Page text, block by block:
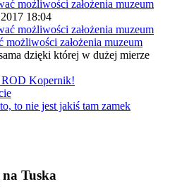
18:04
możliwości założenia muzeum
dzięki której w dużej mierze
ROD Kopernik!
to nie jest jakiś tam zamek
na Tuska